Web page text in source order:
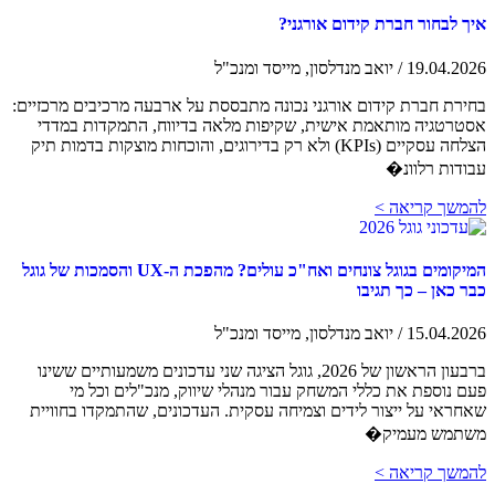
איך לבחור חברת קידום אורגני?
19.04.2026 / יואב מנדלסון, מייסד ומנכ"ל
בחירת חברת קידום אורגני נכונה מתבססת על ארבעה מרכיבים מרכזיים:
אסטרטגיה מותאמת אישית, שקיפות מלאה בדיווח, התמקדות במדדי
הצלחה עסקיים (KPIs) ולא רק בדירוגים, והוכחות מוצקות בדמות תיק
עבודות רלוונ�
להמשך קריאה >
המיקומים בגוגל צונחים ואח"כ עולים? מהפכת ה-UX והסמכות של גוגל
כבר כאן – כך תגיבו
15.04.2026 / יואב מנדלסון, מייסד ומנכ"ל
ברבעון הראשון של 2026, גוגל הציגה שני עדכונים משמעותיים ששינו
פעם נוספת את כללי המשחק עבור מנהלי שיווק, מנכ"לים וכל מי
שאחראי על ייצור לידים וצמיחה עסקית. העדכונים, שהתמקדו בחוויית
משתמש מעמיק�
להמשך קריאה >